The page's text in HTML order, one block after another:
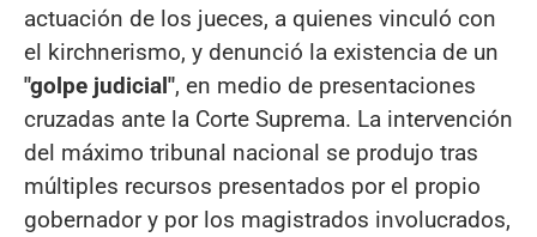
actuación de los jueces, a quienes vinculó con
el kirchnerismo, y denunció la existencia de un
"golpe judicial", en medio de presentaciones
cruzadas ante la Corte Suprema. La intervención
del máximo tribunal nacional se produjo tras
múltiples recursos presentados por el propio
gobernador y por los magistrados involucrados,